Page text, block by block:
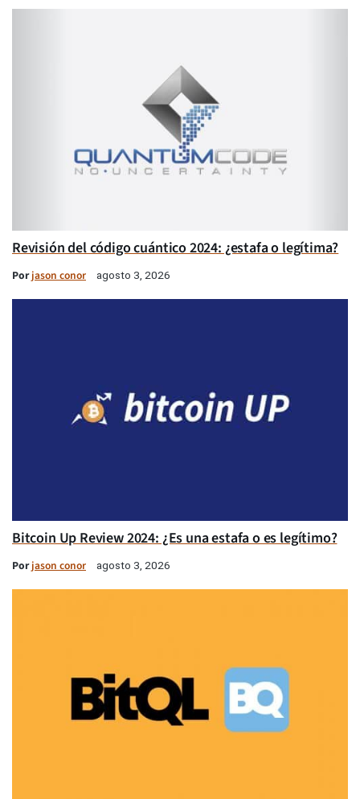
Revisión del código cuántico 2024: ¿estafa o legítima?
Porjason conor agosto 3, 2026
Bitcoin Up Review 2024: ¿Es una estafa o es legítimo?
Porjason conor agosto 3, 2026